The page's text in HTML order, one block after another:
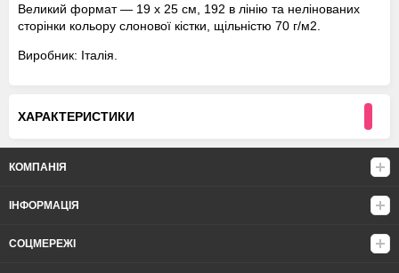
Великий формат — 19 x 25 см, 192 в лінію та нелінованих
сторінки кольору слонової кістки, щільністю 70 г/м2.
Виробник: Італія.
ХАРАКТЕРИСТИКИ
КОМПАНІЯ
ІНФОРМАЦІЯ
СОЦМЕРЕЖІ